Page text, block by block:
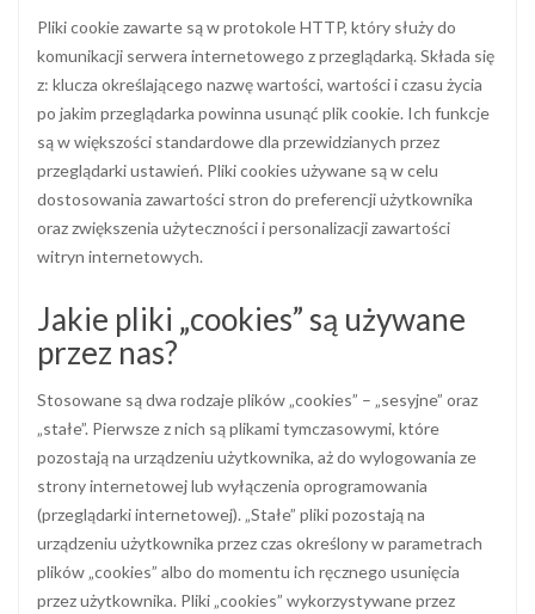
Pliki cookie zawarte są w protokole HTTP, który służy do
komunikacji serwera internetowego z przeglądarką. Składa się
z: klucza określającego nazwę wartości, wartości i czasu życia
po jakim przeglądarka powinna usunąć plik cookie. Ich funkcje
są w większości standardowe dla przewidzianych przez
przeglądarki ustawień. Pliki cookies używane są w celu
dostosowania zawartości stron do preferencji użytkownika
oraz zwiększenia użyteczności i personalizacji zawartości
witryn internetowych.
Jakie pliki „cookies” są używane
przez nas?
Stosowane są dwa rodzaje plików „cookies” – „sesyjne” oraz
„stałe”. Pierwsze z nich są plikami tymczasowymi, które
pozostają na urządzeniu użytkownika, aż do wylogowania ze
strony internetowej lub wyłączenia oprogramowania
(przeglądarki internetowej). „Stałe” pliki pozostają na
urządzeniu użytkownika przez czas określony w parametrach
plików „cookies” albo do momentu ich ręcznego usunięcia
przez użytkownika. Pliki „cookies” wykorzystywane przez